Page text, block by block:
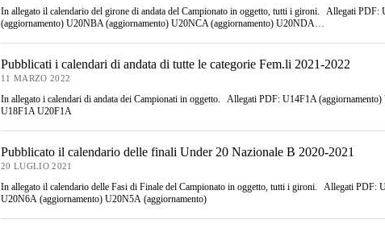
In allegato il calendario del girone di andata del Campionato in oggetto, tutti i gironi. Allegati
(aggiornamento) U20NBA (aggiornamento) U20NCA (aggiornamento) U20NDA…
Pubblicati i calendari di andata di tutte le categorie Fem.li 2021-2022
11 MARZO 2022
In allegato i calendari di andata dei Campionati in oggetto. Allegati PDF: U14F1A
U18F1A U20F1A
Pubblicato il calendario delle finali Under 20 Nazionale B 2020-2021
20 LUGLIO 2021
In allegato il calendario delle Fasi di Finale del Campionato in oggetto, tutti i gironi. Allegati PDF:
U20N6A (aggiornamento) U20N5A (aggiornamento)